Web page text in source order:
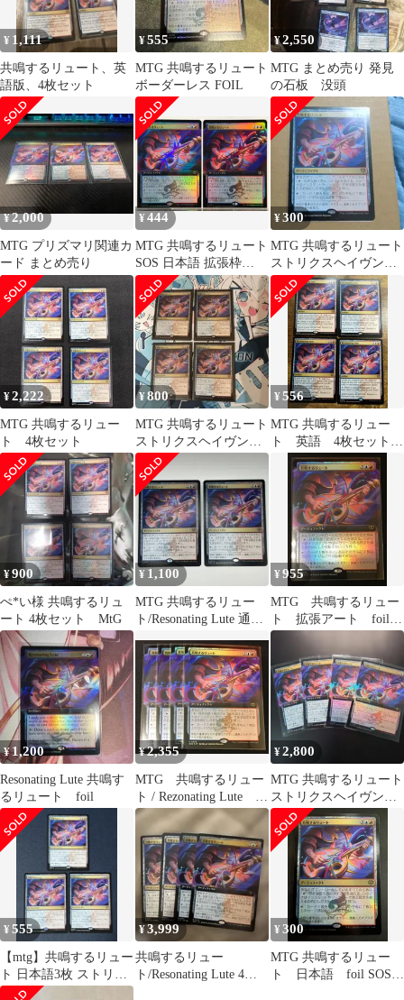
¥ 1,111
共鳴するリュート、英
語版、4枚セット
¥555
MTG 共鳴するリュート
ボーダーレス FOIL
¥2,550
MTG まとめ売り 発見
の石板 没頭
¥2,000
MTG プリズマリ関連カ
ード まとめ売り
¥444
MTG 共鳴するリュート
SOS 日本語 拡張枠
FOIL 2枚セット
¥300
MTG 共鳴するリュート
ストリクスヘイヴンの
秘密 日本語版
¥2,222
MTG 共鳴するリュー
ト 4枚セット
¥800
MTG 共鳴するリュート
ストリクスヘイヴンの
秘密 日本語版 4枚
¥556
MTG 共鳴するリュー
ト 英語 4枚セット
まとめ SOS ストリク
スヘイヴンの秘密
¥900
ぺ*い様 共鳴するリュ
ート 4枚セット MtG
¥ 1,100
MTG 共鳴するリュー
ト/Resonating Lute 通常
¥955
MTG 共鳴するリュー
ト 拡張アート foil
#tu
¥1,200
Resonating Lute 共鳴す
るリュート foil
¥2,355
MTG 共鳴するリュー
ト / Rezonating Lute ４
枚セット 拡張アー
ト foil #tu
¥2,800
MTG 共鳴するリュート
ストリクスヘイヴンの
秘密 拡張アート４枚セ
ット
¥555
【mtg】共鳴するリュー
ト 日本語3枚 ストリク
スヘイヴンの秘密 SOS
¥3,999
共鳴するリュー
ト/Resonating Lute 4枚
¥300
MTG 共鳴するリュー
ト 日本語 foil SOS